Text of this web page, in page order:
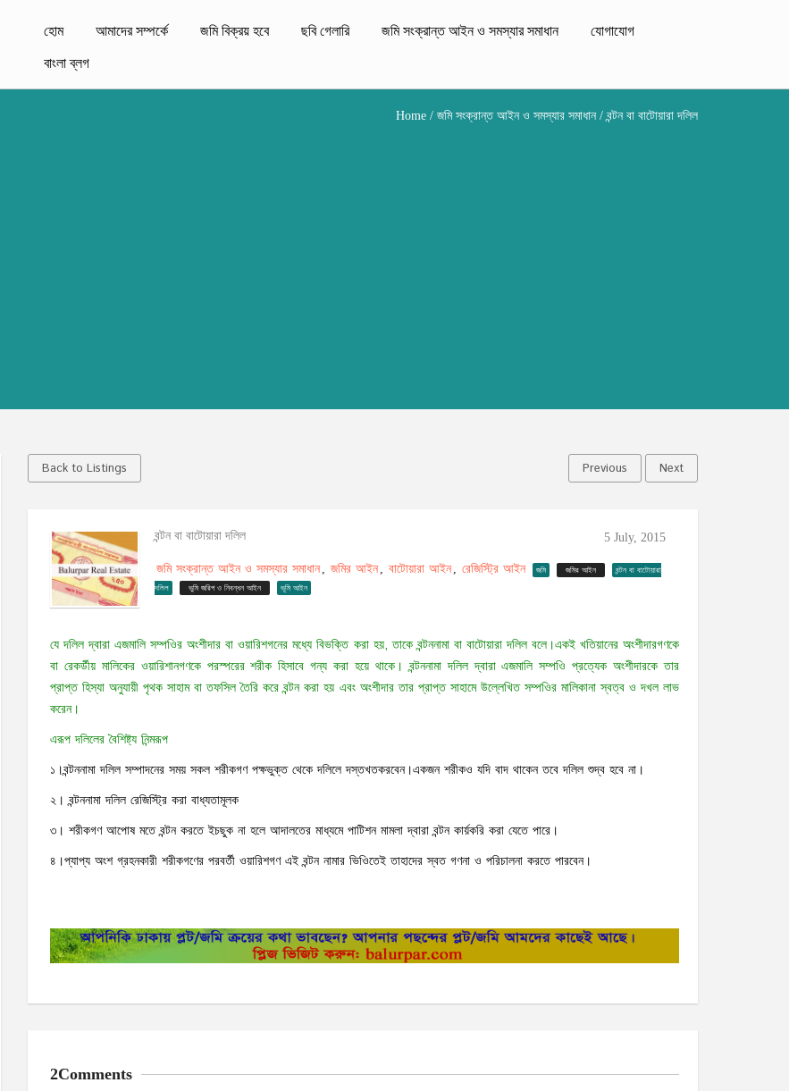
হোম আমাদের সম্পর্কে জমি বিক্রয় হবে ছবি গেলারি জমি সংক্রান্ত আইন ও সমস্যার সমাধান যোগাযোগ
বাংলা ব্লগ
Home / জমি সংক্রান্ত আইন ও সমস্যার সমাধান/ বন্টন বা বাটোয়ারা দলিল
Back to Listings Previous Next
বন্টন বা বাটোয়ারা দলিল 5 July, 2015
জমি সংক্রান্ত আইন ও সমস্যার সমাধান, জমির আইন, বাটোয়ারা আইন, রেজিস্ট্রি আইন জমি জমির আইন
বন্টন বা বাটোয়ারা
দলিল
ভুমি জরিপ ও নিবন্ধন আইন ভূমি আইন
যে দলিল দ্বারা এজমালি সম্পওির অংশীদার বা ওয়ারিশগনের মধ্যে বিভক্তি করা হয়, তাকে বন্টননামা বা বাটোয়ারা দলিল বলে।একই খতিয়ানের অংশীদারগণকে
বা রেকর্ডীয় মালিকের ওয়ারিশানগণকে পরস্পরের শরীক হিসাবে গন্য করা হয়ে থাকে। বন্টননামা দলিল দ্বারা এজমালি সম্পওি প্রত্যেক অংশীদারকে তার
প্রাপ্ত হিস্যা অনুযায়ী পৃথক সাহাম বা তফসিল তৈরি করে বন্টন করা হয় এবং অংশীদার তার প্রাপ্ত সাহামে উল্লেখিত সম্পওির মালিকানা স্বত্ব ও দখল লাভ
করেন।
এরূপ দলিলের বৈশিষ্ট্য নিন্মরূপ
১।বন্টননামা দলিল সম্পাদনের সময় সকল শরীকগণ পক্ষভুক্ত থেকে দলিলে দস্তখতকরবেন।একজন শরীকও যদি বাদ থাকেন তবে দলিল শুদ্ব হবে না।
২। বন্টননামা দলিল রেজিস্ট্রি করা বাধ্যতামূলক
৩। শরীকগণ আপোষ মতে বন্টন করতে ইচছুক না হলে আদালতের মাধ্যমে পাটিশন মামলা দ্বারা বন্টন কার্য়করি করা যেতে পারে।
৪।প্যাপ্য অংশ গ্রহনকারী শরীকগণের পরবর্তী ওয়ারিশগণ এই বন্টন নামার ভিওিতেই তাহাদের স্বত গণনা ও পরিচালনা করতে পারবেন।
2Comments